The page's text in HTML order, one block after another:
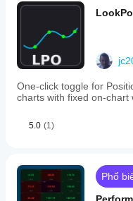
One-click toggle for
charts with fixed on-chart
5.0 (1)
Phổ